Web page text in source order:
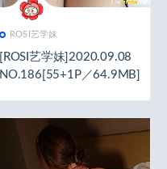
ROSI艺学妹
[ROSI艺学妹]2020.09.08
NO.186[55+1P／64.9MB]